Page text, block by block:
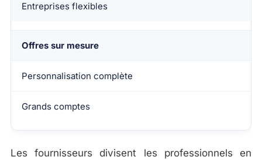
Entreprises flexibles
Offres sur mesure
Personnalisation complète
Grands comptes
Les fournisseurs divisent les professionnels en